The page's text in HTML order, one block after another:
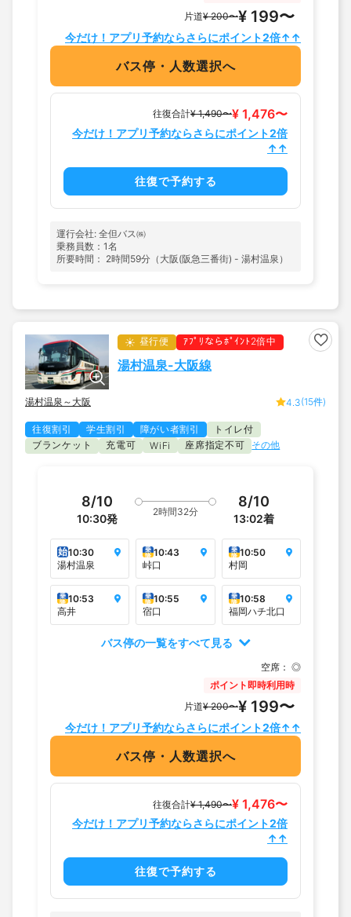
片道¥ 200〜¥ 199〜
今だけ！アプリ予約ならさらにポイント2倍↑↑
バス停・人数選択へ
往復合計¥ 1,490〜¥ 1,476〜
今だけ！アプリ予約ならさらにポイント2倍
↑↑
往復で予約する
運行会社: 全但バス㈱
乗務員数：1名
所要時間： 2時間59分（大阪(阪急三番街) - 湯村温泉）
昼行便 ｱﾌﾟﾘならﾎﾟｲﾝﾄ2倍中
湯村温泉-大阪線
湯村温泉～大阪 4.3(15件)
往復割引 学生割引 障がい者割引
トイレ付
ブランケット
充電可 WiFi 座席指定不可 その他
8/10
10:30発
2時間32分
8/10
13:02着
始10:30
湯村温泉
乗
降 10:43
峠口
乗
降 10:50
村岡
乗
降 10:53
高井
乗
降 10:55
宿口
乗
降 10:58
福岡ハチ北口
バス停の一覧をすべて見る
空席： ◎
ポイント即時利用時
片道¥ 200〜¥ 199〜
今だけ！アプリ予約ならさらにポイント2倍↑↑
バス停・人数選択へ
往復合計¥ 1,490〜¥ 1,476〜
今だけ！アプリ予約ならさらにポイント2倍
↑↑
往復で予約する